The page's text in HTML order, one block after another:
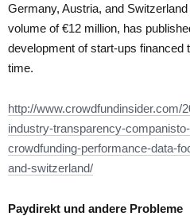
Germany, Austria, and
volume of €12 million, has
development of start-ups financed
time.
http://www.crowdfundinsider.com/
industry-transparency-
crowdfunding-performance-data-
and-switzerland/
Paydirekt und andere Probleme